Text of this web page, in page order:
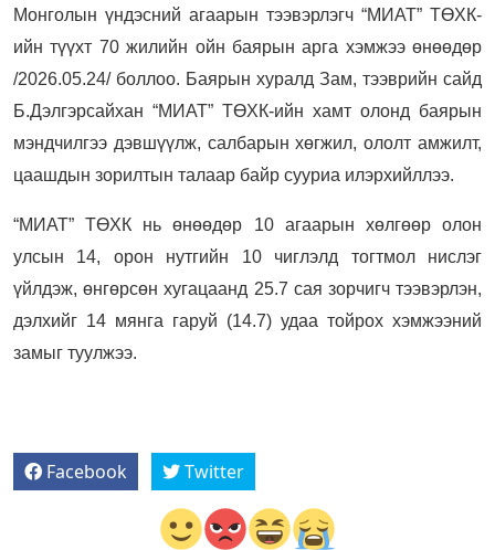
Монголын үндэсний агаарын тээвэрлэгч “МИАТ” ТӨХК-
ийн түүхт 70 жилийн ойн баярын арга хэмжээ өнөөдөр
/2026.05.24/ боллоо. Баярын хуралд Зам, тээврийн сайд
Б.Дэлгэрсайхан “МИАТ” ТӨХК-ийн хамт олонд баярын
мэндчилгээ дэвшүүлж, салбарын хөгжил, ололт амжилт,
цаашдын зорилтын талаар байр сууриа илэрхийллээ.
“МИАТ” ТӨХК нь өнөөдөр 10 агаарын хөлгөөр олон
улсын 14, орон нутгийн 10 чиглэлд тогтмол нислэг
үйлдэж, өнгөрсөн хугацаанд 25.7 сая зорчигч тээвэрлэн,
дэлхийг 14 мянга гаруй (14.7) удаа тойрох хэмжээний
замыг туулжээ.
Facebook Twitter